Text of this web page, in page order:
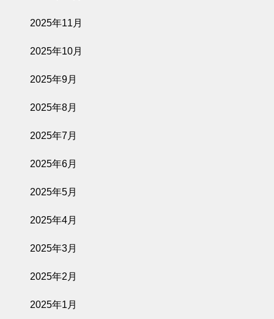
2025年11月
2025年10月
2025年9月
2025年8月
2025年7月
2025年6月
2025年5月
2025年4月
2025年3月
2025年2月
2025年1月